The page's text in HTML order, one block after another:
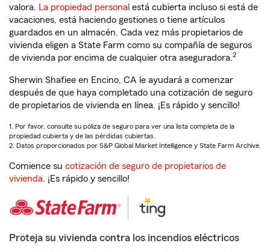
valora. La propiedad personal está cubierta incluso si está de
vacaciones, está haciendo gestiones o tiene artículos
guardados en un almacén. Cada vez más propietarios de
vivienda eligen a State Farm como su compañía de seguros
de vivienda por encima de cualquier otra aseguradora.2
Sherwin Shafiee en Encino, CA le ayudará a comenzar
después de que haya completado una cotización de seguro
de propietarios de vivienda en línea. ¡Es rápido y sencillo!
1. Por favor, consulte su póliza de seguro para ver una lista completa de la
propiedad cubierta y de las pérdidas cubiertas.
2. Datos proporcionados por S&P Global Market Intelligence y State Farm Archive.
Comience su cotización de seguro de propietarios de
vivienda. ¡Es rápido y sencillo!
Proteja su vivienda contra los incendios eléctricos